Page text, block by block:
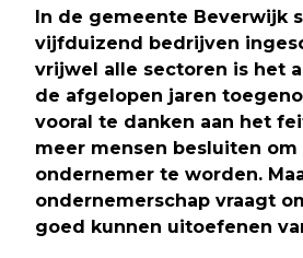
In de gemeente Beverwijk
vijfduizend bedrijven
vrijwel alle sectoren is het
de afgelopen jaren
vooral te danken aan het
meer mensen besluiten
ondernemer te worden.
ondernemerschap vraagt
goed kunnen uitoefenen